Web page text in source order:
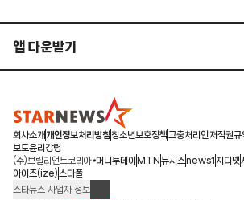
앱 다운받기
STARPOLL
회사소개 개인정보처리방침청소년보호정책고충처리인저작권규
보도윤리강령
(주)브릴리언트코리아 머니투데이 MTN 뉴시스news1 지디넷
아이즈(ize)스타폴
스타뉴스 사업자 정보